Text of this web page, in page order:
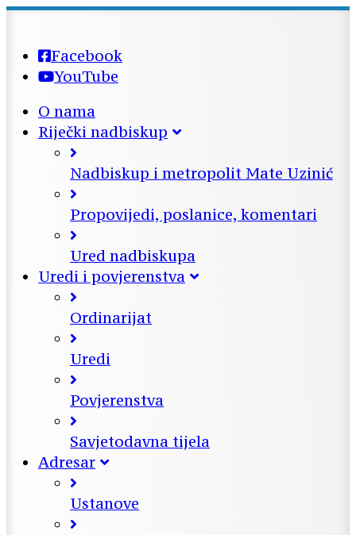
Facebook
YouTube
O nama
Riječki nadbiskup
Nadbiskup i metropolit Mate Uzinić
Propovijedi, poslanice, komentari
Ured nadbiskupa
Uredi i povjerenstva
Ordinarijat
Uredi
Povjerenstva
Savjetodavna tijela
Adresar
Ustanove